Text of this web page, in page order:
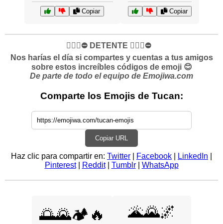
Copiar Copiar
✋🏻🛑⛔️ DETENTE ✋🏻🛑⛔️
Nos harías el día si compartes y cuentas a tus amigos
sobre estos increíbles códigos de emoji 😊
De parte de todo el equipo de Emojiwa.com
Comparte los Emojis de Tucan:
Copiar URL
Haz clic para compartir en: Twitter Facebook LinkedIn
Pinterest| Reddit| Tumblr| WhatsApp
🌅🌄🏕️🔥 🌋🌄🌌